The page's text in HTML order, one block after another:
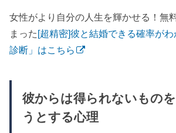
女性がより自分の人生を輝かせる！無
まった[超精密]彼と結婚できる確率が
診断」はこちら
彼からは得られないもの
うとする心理